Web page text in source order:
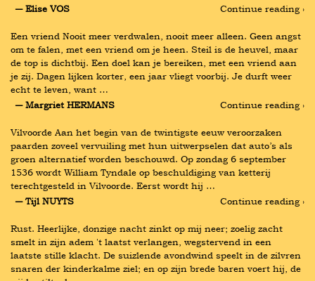
― Elise VOS
Continue reading ›
Een vriend Nooit meer verdwalen, nooit meer alleen. Geen angst
om te falen, met een vriend om je heen. Steil is de heuvel, maar
de top is dichtbij. Een doel kan je bereiken, met een vriend aan
je zij. Dagen lijken korter, een jaar vliegt voorbij. Je durft weer
echt te leven, want …
― Margriet HERMANS
Continue reading ›
Vilvoorde Aan het begin van de twintigste eeuw veroorzaken
paarden zoveel vervuiling met hun uitwerpselen dat auto’s als
groen alternatief worden beschouwd. Op zondag 6 september
1536 wordt William Tyndale op beschuldiging van ketterij
terechtgesteld in Vilvoorde. Eerst wordt hij …
― Tijl NUYTS
Continue reading ›
Rust. Heerlijke, donzige nacht zinkt op mij neer; zoelig zacht
smelt in zijn adem 't laatst verlangen, wegstervend in een
laatste stille klacht. De suizlende avondwind speelt in de zilvren
snaren der kinderkalme ziel; en op zijn brede baren voert hij, de